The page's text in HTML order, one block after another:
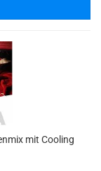
mit Cooling